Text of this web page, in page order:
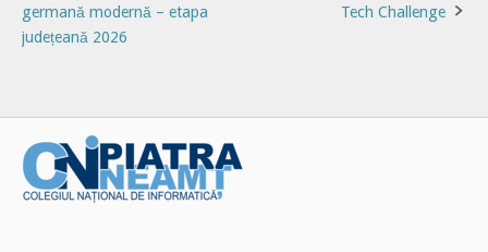
navigation
germană modernă – etapa
județeană 2026
Tech Challenge